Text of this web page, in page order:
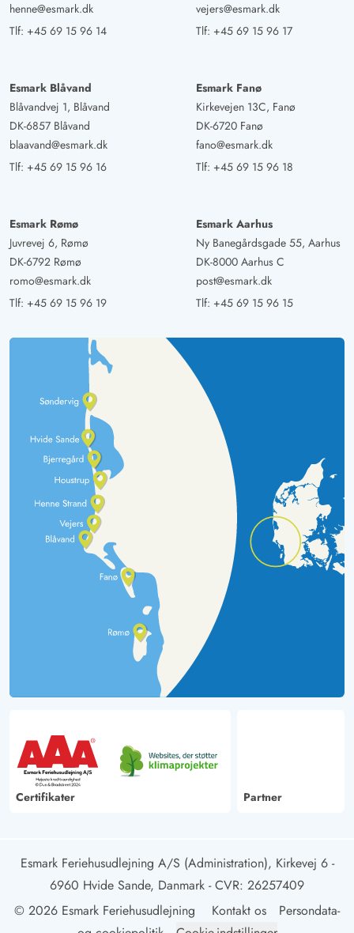
henne@esmark.dk
Tlf: +45 69 15 96 14
vejers@esmark.dk
Tlf: +45 69 15 96 17
Esmark Blåvand
Blåvandvej 1, Blåvand
DK-6857 Blåvand
blaavand@esmark.dk
Tlf: +45 69 15 96 16
Esmark Fanø
Kirkevejen 13C, Fanø
DK-6720 Fanø
fano@esmark.dk
Tlf: +45 69 15 96 18
Esmark Rømø
Juvrevej 6, Rømø
DK-6792 Rømø
romo@esmark.dk
Tlf: +45 69 15 96 19
Esmark Aarhus
Ny Banegårdsgade 55, Aarhus
DK-8000 Aarhus C
post@esmark.dk
Tlf: +45 69 15 96 15
Certifikater Partner
Esmark Feriehusudlejning A/S (Administration), Kirkevej 6 -
6960 Hvide Sande, Danmark - CVR: 26257409
© 2026 Esmark Feriehusudlejning
Kontakt os
Persondata-